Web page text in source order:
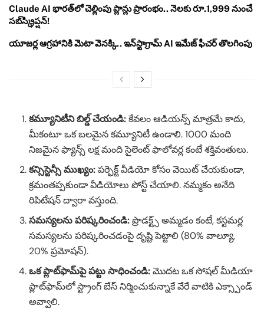
Claude AI భారత్‌లో చెల్లింపు ప్లాన్లు ప్రారంభం.. నెలకు రూ.1,999 నుంచే
సబ్‌స్క్రిప్షన్!
యూజర్ల ఆగ్రహానికి మెటా వెనక్కి.. ఇన్‌స్టాగ్రామ్ AI ఇమేజ్ ఫీచర్ తొలగింపు
కమ్యూనిటీని బిల్డ్ చేయండి:కేవలం ఆడియన్స్ మాత్రమే కాదు,
మీకంటూ ఒక బలమైన కమ్యూనిటీ ఉండాలి. 1000 మంది
నిజమైన ఫ్యాన్స్ లక్ష మంది సైలెంట్ ఫాలోవర్ల కంటే శక్తివంతులు.
కన్సిస్టెన్సీ ముఖ్యం:పర్ఫెక్ట్ వీడియో కోసం వెయిట్ చేయకుండా,
క్రమంతప్పకుండా వీడియోలు పోస్ట్ చేయాలి. నమ్మకం అనేది
రిపిటేషన్ ద్వారా వస్తుంది.
సమస్యలను పరిష్కరించండి:ప్రొడక్ట్స్ అమ్మడం కంటే, కస్టమర్ల
సమస్యలను పరిష్కరించడంపై దృష్టి పెట్టాలి (80% వాల్యూ,
20% ప్రమోషన్).
ఒక ప్లాట్‌ఫామ్‌పై పట్టు సాధించండి:మొదట ఒక సోషల్ మీడియా
ప్లాట్‌ఫామ్‌లో స్ట్రాంగ్ బేస్ నిర్మించుకున్నాకే వేరే వాటికి ఎక్స్పాండ్
అవ్వాలి.